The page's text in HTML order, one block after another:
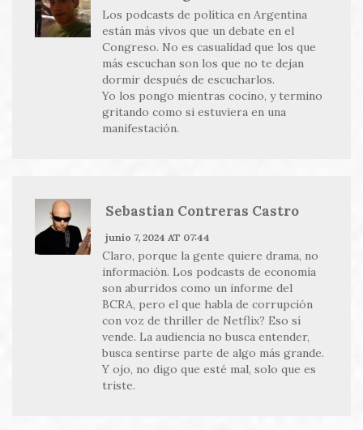
Los podcasts de política en Argentina
están más vivos que un debate en el
Congreso. No es casualidad que los que
más escuchan son los que no te dejan
dormir después de escucharlos.
Yo los pongo mientras cocino, y termino
gritando como si estuviera en una
manifestación.
Sebastian Contreras Castro
junio 7, 2024 AT 07:44
Claro, porque la gente quiere drama, no
información. Los podcasts de economía
son aburridos como un informe del
BCRA, pero el que habla de corrupción
con voz de thriller de Netflix? Eso sí
vende. La audiencia no busca entender,
busca sentirse parte de algo más grande.
Y ojo, no digo que esté mal, solo que es
triste.